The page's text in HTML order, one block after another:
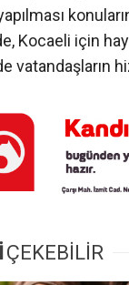
Kocaeli için
vatandaşların
ÇEKEBİLİR